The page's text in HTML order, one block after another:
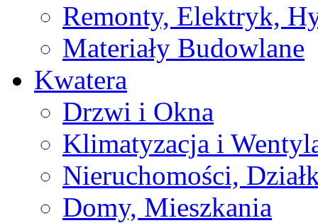
Remonty, Elektryk,
Materiały Budowlane
Kwatera
Drzwi i Okna
Klimatyzacja i
Nieruchomości,
Domy, Mieszkania